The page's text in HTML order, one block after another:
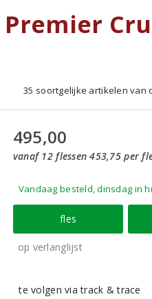
35 soortgelijke artikelen van
495,00
vanaf 12 flessen 453,75 per
Vandaag besteld, dinsdag in
fles
op verlanglijst
te volgen via track & trace